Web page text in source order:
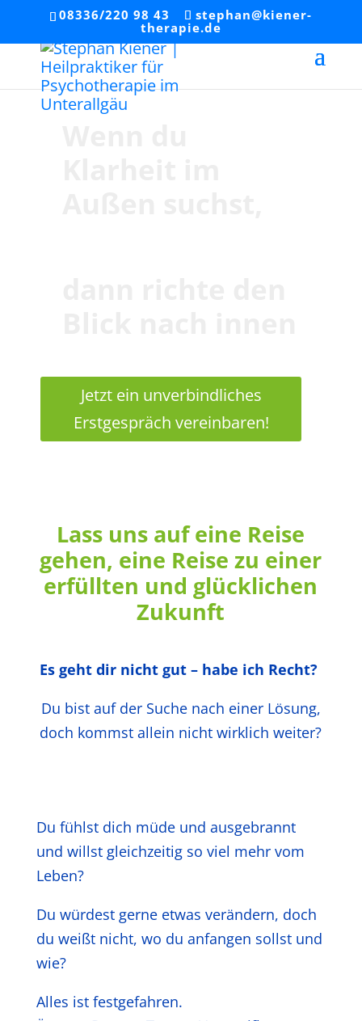
08336/220 98 43
stephan@kiener-
therapie.de
Jetzt ein unverbindliches
Erstgespräch vereinbaren!
Lass uns auf eine Reise
gehen, eine Reise zu einer
erfüllten und glücklichen
Zukunft
Es geht dir nicht gut – habe ich Recht?
Du bist auf der Suche nach einer Lösung,
doch kommst allein nicht wirklich weiter?
Du fühlst dich müde und ausgebrannt
und willst gleichzeitig so viel mehr vom
Leben?
Du würdest gerne etwas verändern, doch
du weißt nicht, wo du anfangen sollst und
wie?
Alles ist festgefahren.